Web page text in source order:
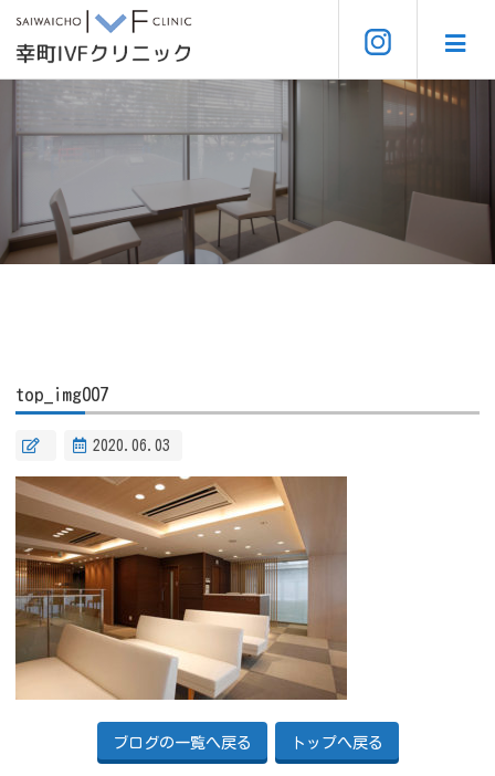
top_img007
2020.06.03
ブログの一覧へ戻る トップへ戻る